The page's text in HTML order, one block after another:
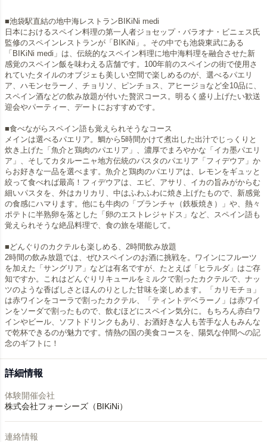
■池袋駅直結の地中海レストランBIKiNi medi
日本におけるスペイン料理の第一人者ジョセップ・バラオナ・ビニェス氏
監修のスペインレストランが「BIKiNi」。その中でも池袋東武にある
「BIKiNi medi」は、伝統的なスペイン料理に地中海料理を融合させた新
感覚のスペイン飯を味わえる店舗です。100年前のスペインの街で使用さ
れていたタイルのオブジェも美しい空間で楽しめるのが、選べるパエリ
ア、ハモンセラーノ、チョリソ、ピンチョス、アヒージョなど全10品に、
スペイン酒などの飲み放題が付いた贅沢コース。明るく盛り上げたい歓送
迎会やパーティー、デートにおすすめです。
■食べながらスペイン語も覚えられそうなコース
メインは選べるパエリア。鯛から5時間かけて煮出した出汁でじっくりと
炊き上げた「魚介と鶏肉のパエリア」、濃厚でまろやかな「イカ墨パエリ
ア」、そしてカタルーニャ地方伝統のパスタのパエリア「フィデウア」か
らお好きな一品を選べます。魚介と鶏肉のパエリアは、レモンをギュッと
絞って食べれば最高！フィデウアは、エビ、アサリ、イカの旨みがからむ
細いパスタを、外はカリカリ、中はふわふわに焼き上げたもので、新感覚
の食感にハマります。他にも牛肉の「プランチャ（鉄板焼き）」や、熱々
ポテトに半熟卵を落とした「卵のエストレジャドス」など、スペイン語も
覚えられそうな絶品料理で、食の旅を堪能して。
■どんぐりのカクテルも楽しめる、2時間飲み放題
2時間の飲み放題では、ぜひスペインのお酒に挑戦を。ワインにフルーツ
を加えた「サングリア」などは有名ですが、たとえば「ヒラルダ」はご存
知ですか。これはどんぐりリキュールをミルクで割ったカクテルで、ナッ
ツのような香ばしさとほんのりとした甘味を楽しめます。「カリモチョ」
は赤ワインをコーラで割ったカクテル、「ティントデベラーノ」は赤ワイ
ンをソーダで割ったもので、飲むほどにスペイン気分に。もちろん赤白ワ
インやビール、ソフトドリンクもあり、お酒好きな人も苦手な人もみんな
で乾杯できるのが魅力です。情熱の国の美食コースを、陽気な仲間への記
念のギフトに！
詳細情報
体験開催会社
株式会社フォーシーズ（BIKiNi）
連絡情報